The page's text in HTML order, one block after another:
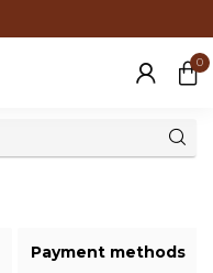
0
Payment methods